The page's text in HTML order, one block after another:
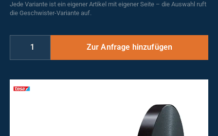
Jede Variante ist ein eigener Artikel mit eigener Seite – die Auswahl ruft
die Geschwister-Variante auf.